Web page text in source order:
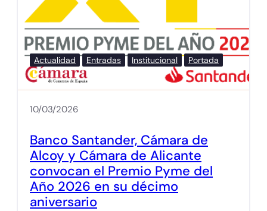
Actualidad Entradas Institucional Portada
10/03/2026
Banco Santander, Cámara de
Alcoy y Cámara de Alicante
convocan el Premio Pyme del
Año 2026 en su décimo
aniversario